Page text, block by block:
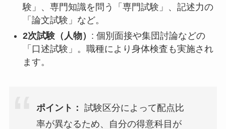
験」、専門知識を問う「専門試験」、記述力の
「論文試験」など。
2次試験（人物） : 個別面接や集団討論などの
「口述試験」。職種により身体検査も実施され
ます。
ポイント： 試験区分によって配点比
率が異なるため、自分の得意科目が